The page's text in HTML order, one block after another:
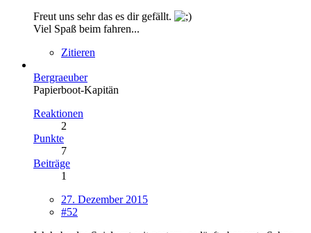
Freut uns sehr das es dir gefällt.
Viel Spaß beim fahren...
Zitieren
Bergraeuber
Papierboot-Kapitän
Reaktionen
2
Punkte
7
Beiträge
1
27. Dezember 2015
#52